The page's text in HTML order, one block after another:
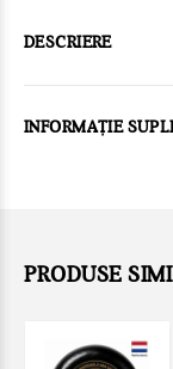
DESCRIERE
INFORMAȚIE
PRODUSE